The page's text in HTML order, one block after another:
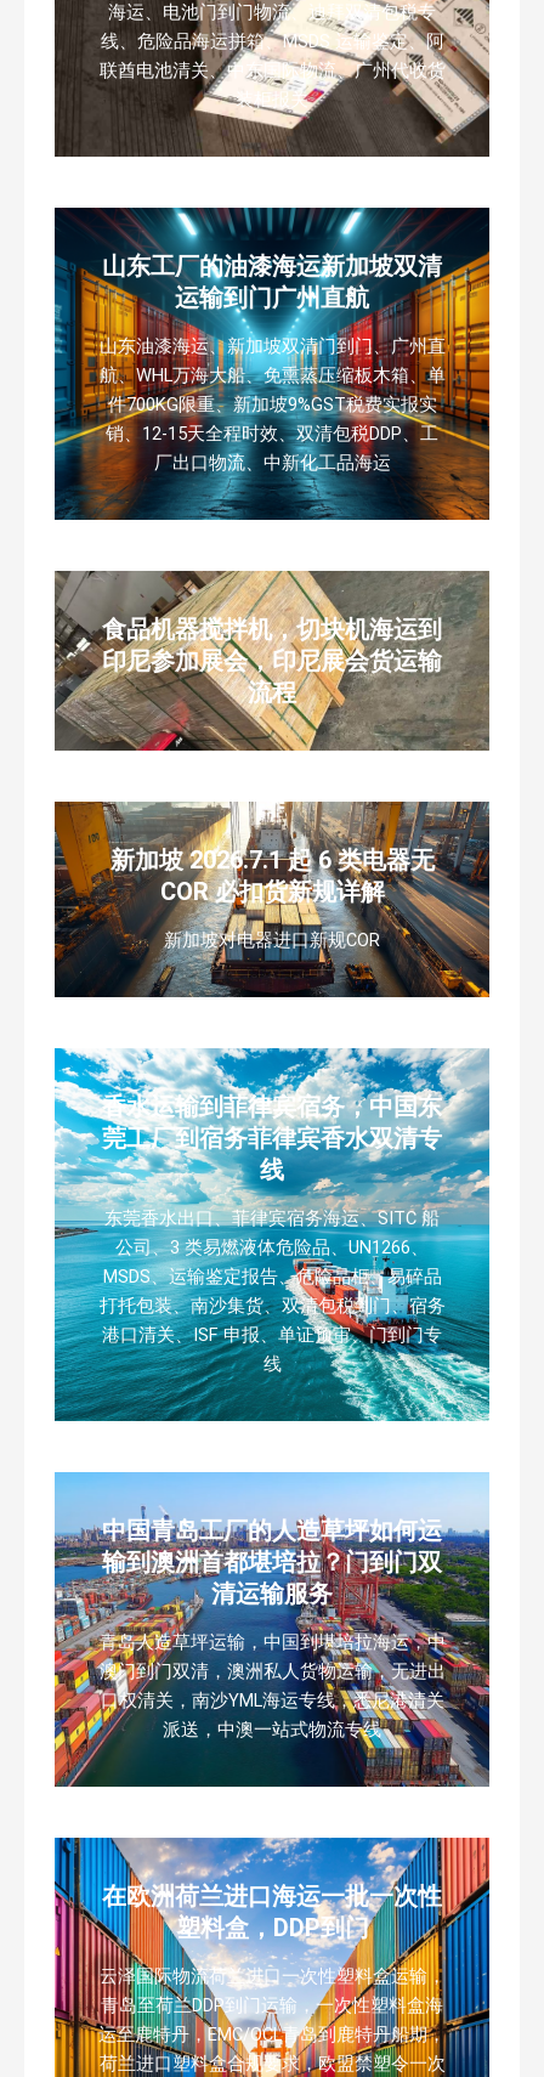
海运、电池门到门物流、迪拜双清包税专
线、危险品海运拼箱、MSDS 运输鉴定、阿
联酋电池清关、中东国际物流、广州代收货
装柜报关
山东工厂的油漆海运新加坡双清
运输到门广州直航
山东油漆海运、新加坡双清门到门、广州直
航、WHL万海大船、免熏蒸压缩板木箱、单
件700KG限重、新加坡9%GST税费实报实
销、12-15天全程时效、双清包税DDP、工
厂出口物流、中新化工品海运
食品机器搅拌机，切块机海运到
印尼参加展会，印尼展会货运输
流程
新加坡 2026.7.1 起 6 类电器无
COR 必扣货新规详解
新加坡对电器进口新规COR
香水运输到菲律宾宿务，中国东
莞工厂到宿务菲律宾香水双清专
线
东莞香水出口、菲律宾宿务海运、SITC 船
公司、3 类易燃液体危险品、UN1266、
MSDS、运输鉴定报告、危险品柜、易碎品
打托包装、南沙集货、双清包税到门、宿务
港口清关、ISF 申报、单证预审、门到门专
线
中国青岛工厂的人造草坪如何运
输到澳洲首都堪培拉？门到门双
清运输服务
青岛人造草坪运输，中国到堪培拉海运，中
澳门到门双清，澳洲私人货物运输，无进出
口权清关，南沙YML海运专线，悉尼港清关
派送，中澳一站式物流专线
在欧洲荷兰进口海运一批一次性
塑料盒，DDP到门
云泽国际物流荷兰进口一次性塑料盒运输，
青岛至荷兰DDP到门运输，一次性塑料盒海
运至鹿特丹，EMC/OCL青岛到鹿特丹船期，
荷兰进口塑料盒合规要求，欧盟禁塑令一次